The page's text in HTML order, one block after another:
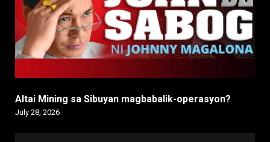
Altai Mining sa Sibuyan magbabalik-operasyon?
July 28, 2026